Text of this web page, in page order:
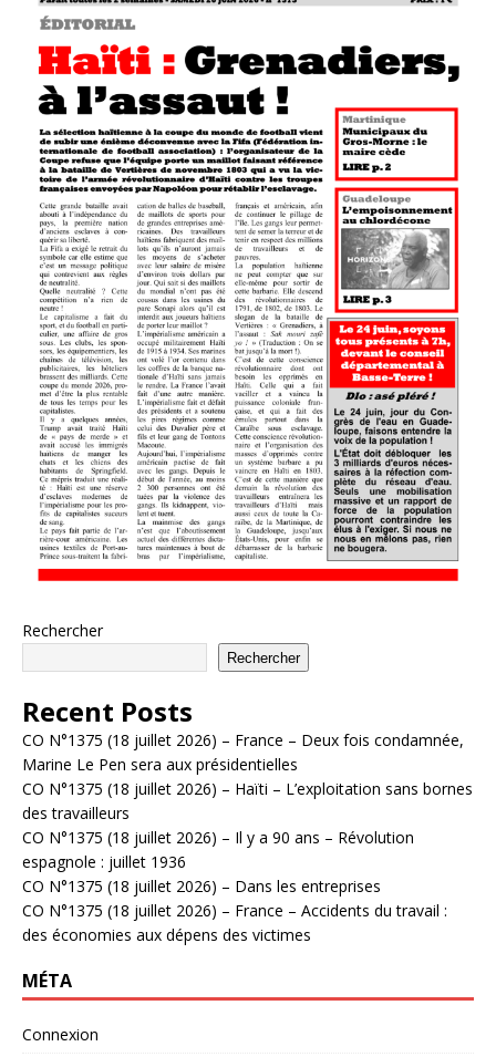
Rechercher
Rechercher
Recent Posts
CO N°1375 (18 juillet 2026) – France – Deux fois condamnée,
Marine Le Pen sera aux présidentielles
CO N°1375 (18 juillet 2026) – Haïti – L’exploitation sans bornes
des travailleurs
CO N°1375 (18 juillet 2026) – Il y a 90 ans – Révolution
espagnole : juillet 1936
CO N°1375 (18 juillet 2026) – Dans les entreprises
CO N°1375 (18 juillet 2026) – France – Accidents du travail :
des économies aux dépens des victimes
MÉTA
Connexion